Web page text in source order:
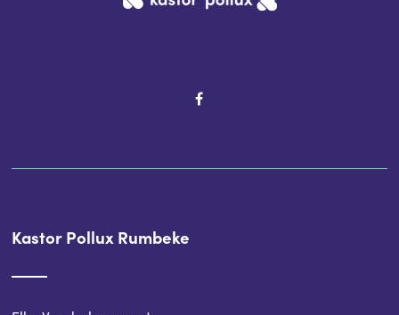
Kastor Pollux Rumbeke